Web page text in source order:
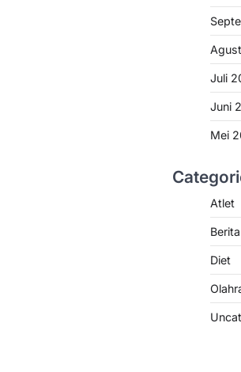
Juli
Juni
Mei
Atlet
Berita
Diet